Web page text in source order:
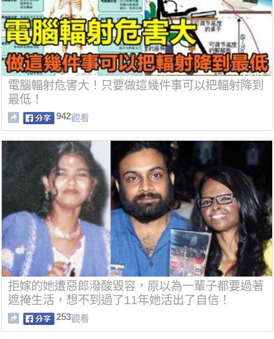
電腦輻射危害大！只要做這幾件事可以把輻射降到
最低！
942觀看
拒嫁的她遭惡郎潑酸毀容，原以為一輩子都要過著
遮掩生活，想不到過了11年她活出了自信！
253觀看